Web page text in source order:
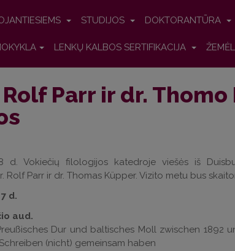
STUDIJOS DOKTORANTŪRA
LENKŲ KALBOS SERTIFIKACIJA
Parr ir dr.
d. Vokiečių filologijos katedroje viešės iš
Rolf Parr ir dr. Thomas Küpper. Vizito metu bus
d.
aud.
Dur und baltisches Moll zwischen 1892
(nicht) gemeinsam haben